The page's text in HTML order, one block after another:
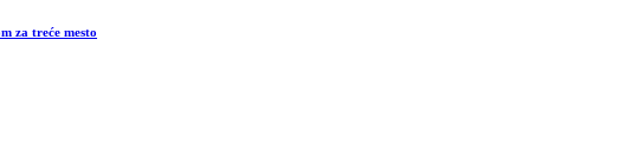
za treće mesto